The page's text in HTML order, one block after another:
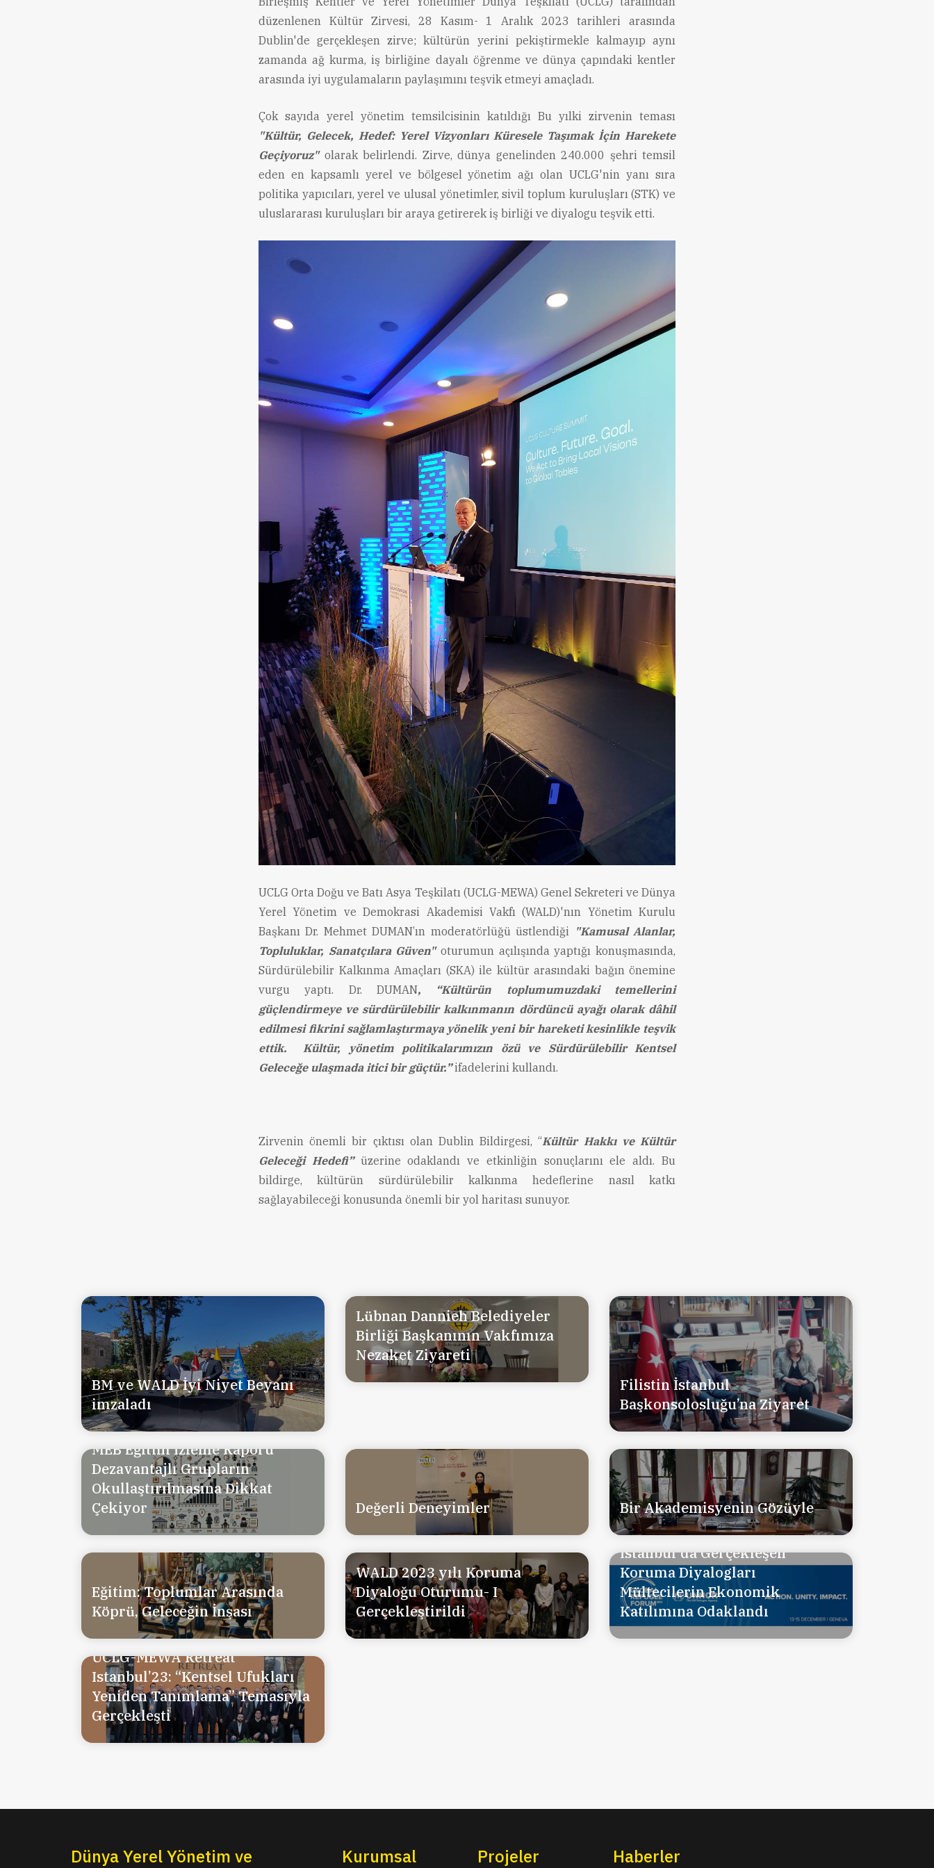
düzenlenen Kültür Zirvesi, 28 Kasım- 1 Aralık 2023 tarihleri arasında
Dublin'de gerçekleşen zirve; kültürün yerini pekiştirmekle kalmayıp aynı
zamanda ağ kurma, iş birliğine dayalı öğrenme ve dünya çapındaki kentler
arasında iyi uygulamaların paylaşımını teşvik etmeyi amaçladı.
Çok sayıda yerel yönetim temsilcisinin katıldığı Bu yılki zirvenin teması
"Kültür, Gelecek, Hedef: Yerel Vizyonları Küresele Taşımak İçin Harekete
Geçiyoruz" olarak belirlendi. Zirve, dünya genelinden 240.000 şehri temsil
eden en kapsamlı yerel ve bölgesel yönetim ağı olan UCLG'nin yanı sıra
politika yapıcıları, yerel ve ulusal yönetimler, sivil toplum kuruluşları (STK) ve
uluslararası kuruluşları bir araya getirerek iş birliği ve diyalogu teşvik etti.
UCLG Orta Doğu ve Batı Asya Teşkilatı (UCLG-MEWA) Genel Sekreteri ve Dünya
Yerel Yönetim ve Demokrasi Akademisi Vakfı (WALD)'nın Yönetim Kurulu
Başkanı Dr. Mehmet DUMAN’ın moderatörlüğü üstlendiği "Kamusal Alanlar,
Topluluklar, Sanatçılara Güven"oturumun açılışında yaptığı konuşmasında,
Sürdürülebilir Kalkınma Amaçları (SKA) ile kültür arasındaki bağın önemine
vurgu yaptı. Dr. DUMAN, “Kültürün toplumumuzdaki temellerini
güçlendirmeye ve sürdürülebilir kalkınmanın dördüncü ayağı olarak dâhil
edilmesi fikrini sağlamlaştırmaya yönelik yeni bir hareketi kesinlikle teşvik
ettik. Kültür, yönetim politikalarımızın özü ve Sürdürülebilir Kentsel
Geleceğe ulaşmada itici bir güçtür.”ifadelerini kullandı.
Zirvenin önemli bir çıktısı olan Dublin Bildirgesi, “Kültür Hakkı ve Kültür
Geleceği Hedefi”üzerine odaklandı ve etkinliğin sonuçlarını ele aldı. Bu
bildirge, kültürün sürdürülebilir kalkınma hedeflerine nasıl katkı
sağlayabileceği konusunda önemli bir yol haritası sunuyor.
BM ve WALD İyi Niyet Beyanı
imzaladı
Lübnan Dannieh Belediyeler
Birliği Başkanının Vakfımıza
Nezaket Ziyareti
Filistin İstanbul
Başkonsolosluğu’na Ziyaret
MEB Eğitim İzleme Raporu
Dezavantajlı Grupların
Okullaştırılmasına Dikkat
Çekiyor
Değerli Deneyimler Bir Akademisyenin Gözüyle
Eğitim: Toplumlar Arasında
Köprü, Geleceğin İnşası
WALD 2023 yılı Koruma
Diyaloğu Oturumu- I
Gerçekleştirildi
İstanbul'da Gerçekleşen
Koruma Diyalogları
Mültecilerin Ekonomik
Katılımına Odaklandı
UCLG-MEWA Retreat
Istanbul’23: “Kentsel Ufukları
Yeniden Tanımlama” Temasıyla
Gerçekleşti
Dünya Yerel Yönetim ve Kurumsal Projeler Haberler